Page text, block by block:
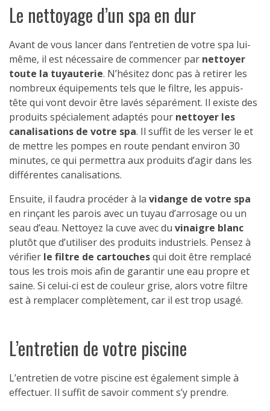
Le nettoyage d’un spa en dur
Avant de vous lancer dans l’entretien de votre spa lui-
même, il est nécessaire de commencer par nettoyer
toute la tuyauterie. N’hésitez donc pas à retirer les
nombreux équipements tels que le filtre, les appuis-
tête qui vont devoir être lavés séparément. Il existe des
produits spécialement adaptés pour nettoyer les
canalisations de votre spa. Il suffit de les verser le et
de mettre les pompes en route pendant environ 30
minutes, ce qui permettra aux produits d’agir dans les
différentes canalisations.
Ensuite, il faudra procéder à la vidange de votre spa
en rinçant les parois avec un tuyau d’arrosage ou un
seau d’eau. Nettoyez la cuve avec du vinaigre blanc
plutôt que d’utiliser des produits industriels. Pensez à
vérifier le filtre de cartouchesqui doit être remplacé
tous les trois mois afin de garantir une eau propre et
saine. Si celui-ci est de couleur grise, alors votre filtre
est à remplacer complètement, car il est trop usagé.
L’entretien de votre piscine
L’entretien de votre piscine est également simple à
effectuer. Il suffit de savoir comment s’y prendre.